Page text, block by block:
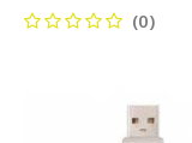
(0)